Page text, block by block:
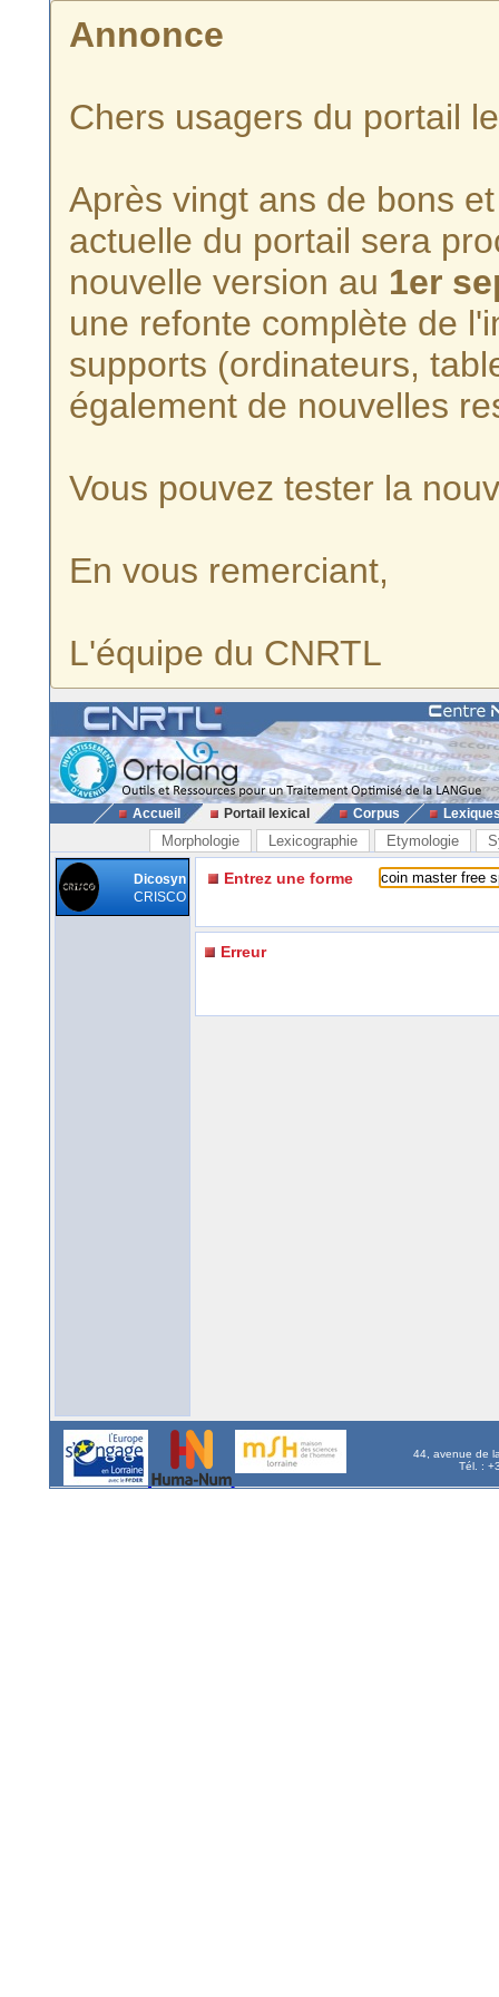
Annonce
Chers usagers du portail
Après vingt ans de bons
actuelle du portail sera
nouvelle version au 1er
une refonte complète de
supports (ordinateurs,
également de nouvelles
Vous pouvez tester la
En vous remerciant,
L'équipe du CNRTL
Accueil Portail lexical Corpus
Morphologie Lexicographie Etymologie
Dicosyn
CRISCO
Entrez une forme
Erreur
44, avenue de
Tél. :